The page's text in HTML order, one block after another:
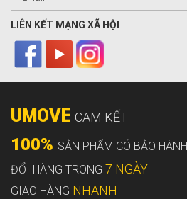
LIÊN KẾT MẠNG XÃ HỘI
UMOVE CAM KẾT
100% SẢN PHẨM CÓ BẢO HÀNH
ĐỔI HÀNG TRONG 7 NGÀY
GIAO HÀNG NHANH